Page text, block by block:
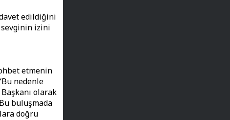
edildiğini
izini
etmenin
nedenle
olarak
buluşmada
doğru